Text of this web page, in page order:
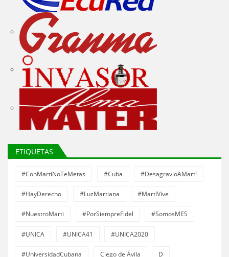
ETIQUETAS
#ConMartíNoTeMetas #Cuba #DesagravioAMartí
#HayDerecho #LuzMartiana #MartíVive
#NuestroMarti #PorSiempreFidel #SomosMES
#UNICA #UNICA41 #UNICA2020
#UniversidadCubana Ciego de Ávila D